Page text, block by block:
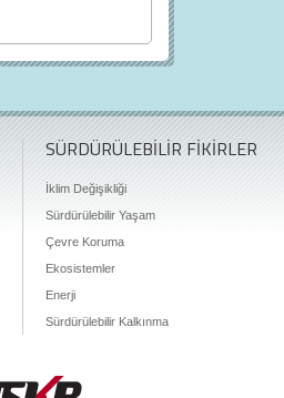
SÜRDÜRÜLEBİLİR FİKİRLER
İklim Değişikliği
Sürdürülebilir Yaşam
Çevre Koruma
Ekosistemler
Enerji
Sürdürülebilir Kalkınma